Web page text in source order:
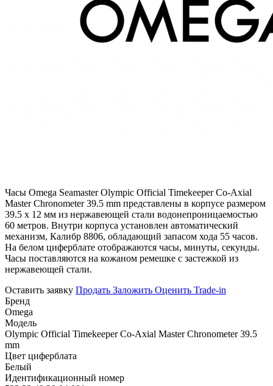
Часы Omega Seamaster Olympic Official Timekeeper Co-Axial
Master Chronometer 39.5 mm представлены в корпусе размером
39.5 х 12 мм из нержавеющей стали водонепроницаемостью
60 метров. Внутри корпуса установлен автоматический
механизм, Калибр 8806, обладающий запасом хода 55 часов.
На белом циферблате отображаются часы, минуты, секунды.
Часы поставляются на кожаном ремешке с застежкой из
нержавеющей стали.
Оставить заявку Продать Заложить Оценить Trade-in
Бренд
Omega
Модель
Olympic Official Timekeeper Co-Axial Master Chronometer 39.5
mm
Цвет циферблата
Белый
Идентификационный номер